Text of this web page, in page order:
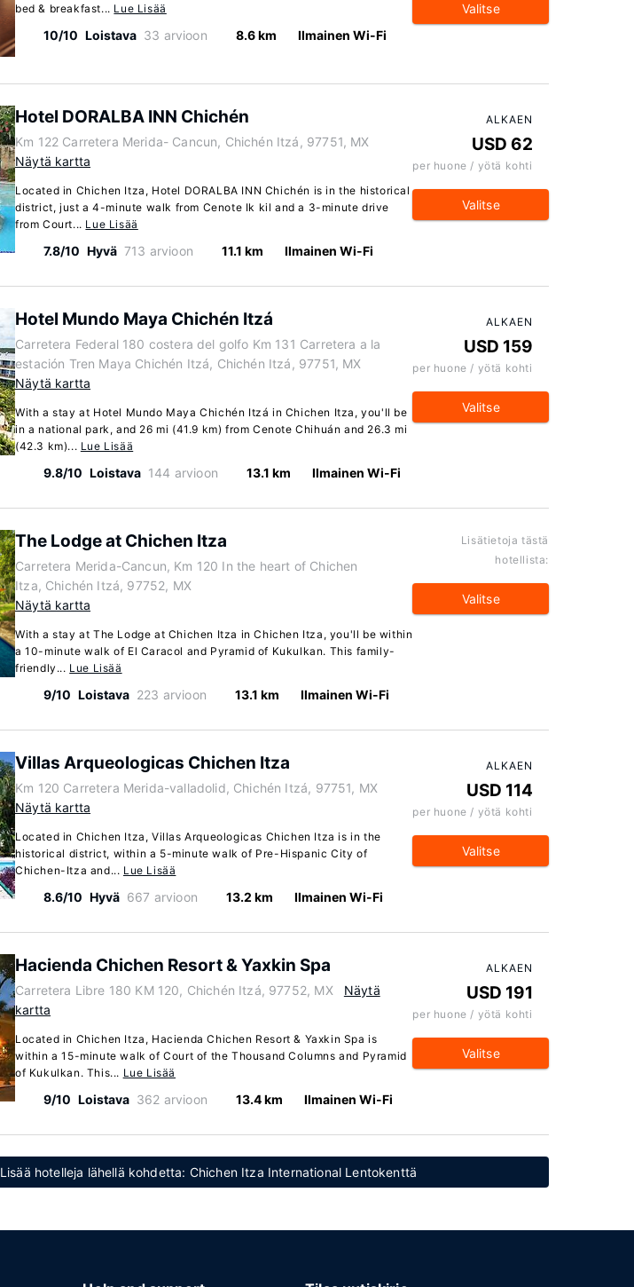
bed & breakfast... Lue Lisää
10/10 Loistava 33 arvioon 8.6 km Ilmainen Wi-Fi
Valitse
Hotel DORALBA INN Chichén
Km 122 Carretera Merida- Cancun, Chichén Itzá, 97751, MX
Näytä kartta
Located in Chichen Itza, Hotel DORALBA INN Chichén is in the historical
district, just a 4-minute walk from Cenote Ik kil and a 3-minute drive
from Court... Lue Lisää
7.8/10 Hyvä 713 arvioon 11.1 km Ilmainen Wi-Fi
ALKAEN
USD 62
per huone / yötä kohti
Valitse
Hotel Mundo Maya Chichén Itzá
Carretera Federal 180 costera del golfo Km 131 Carretera a la
estación Tren Maya Chichén Itzá, Chichén Itzá, 97751, MX
Näytä kartta
With a stay at Hotel Mundo Maya Chichén Itzá in Chichen Itza, you'll be
in a national park, and 26 mi (41.9 km) from Cenote Chihuán and 26.3 mi
(42.3 km)... Lue Lisää
9.8/10 Loistava 144 arvioon 13.1 km Ilmainen Wi-Fi
ALKAEN
USD 159
per huone / yötä kohti
Valitse
The Lodge at Chichen Itza
Carretera Merida-Cancun, Km 120 In the heart of Chichen
Itza, Chichén Itzá, 97752, MX
Näytä kartta
With a stay at The Lodge at Chichen Itza in Chichen Itza, you'll be within
a 10-minute walk of El Caracol and Pyramid of Kukulkan. This family-
friendly... Lue Lisää
9/10 Loistava 223 arvioon 13.1 km Ilmainen Wi-Fi
Lisätietoja tästä
hotellista:
Valitse
Villas Arqueologicas Chichen Itza
Km 120 Carretera Merida-valladolid, Chichén Itzá, 97751, MX
Näytä kartta
Located in Chichen Itza, Villas Arqueologicas Chichen Itza is in the
historical district, within a 5-minute walk of Pre-Hispanic City of
Chichen-Itza and... Lue Lisää
8.6/10 Hyvä 667 arvioon 13.2 km Ilmainen Wi-Fi
ALKAEN
USD 114
per huone / yötä kohti
Valitse
Hacienda Chichen Resort & Yaxkin Spa
Carretera Libre 180 KM 120, Chichén Itzá, 97752, MX
Näytä
kartta
Located in Chichen Itza, Hacienda Chichen Resort & Yaxkin Spa is
within a 15-minute walk of Court of the Thousand Columns and Pyramid
of Kukulkan. This... Lue Lisää
9/10 Loistava 362 arvioon 13.4 km Ilmainen Wi-Fi
ALKAEN
USD 191
per huone / yötä kohti
Valitse
Lisää hotelleja lähellä kohdetta: Chichen Itza International Lentokenttä